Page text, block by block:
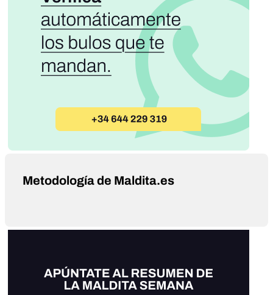
Metodología de Maldita.es